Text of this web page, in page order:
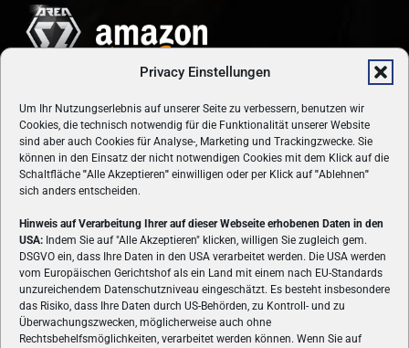
Privacy Einstellungen
Um Ihr Nutzungserlebnis auf unserer Seite zu verbessern, benutzen wir
Cookies, die technisch notwendig für die Funktionalität unserer Website
sind aber auch Cookies für Analyse-, Marketing und Trackingzwecke. Sie
können in den Einsatz der nicht notwendigen Cookies mit dem Klick auf die
Schaltfläche "Alle Akzeptieren" einwilligen oder per Klick auf"Ablehnen"
sich anders entscheiden.
Hinweis auf Verarbeitung Ihrer auf dieser Webseite erhobenen Daten in den
USA: Indem Sie auf "Alle Akzeptieren" klicken, willigen Sie zugleich gem.
DSGVO ein, dass Ihre Daten in den USA verarbeitet werden. Die USA werden
vom Europäischen Gerichtshof als ein Land mit einem nach EU-Standards
unzureichendem Datenschutzniveau eingeschätzt. Es besteht insbesondere
das Risiko, dass Ihre Daten durch US-Behörden, zu Kontroll- und zu
Überwachungszwecken, möglicherweise auch ohne
Rechtsbehelfsmöglichkeiten, verarbeitet werden können. Wenn Sie auf
ÜBER UNS
VON GAMERN, FÜR GAMER! Gamers.at ist das älteste Online-
Spielemagazin Österreichs und bringt täglich aktuelle News,
Reviews und Videos zu PC- und Konsolenspielen, Gaming-
Hardware und aus der Welt des e-Sport's.